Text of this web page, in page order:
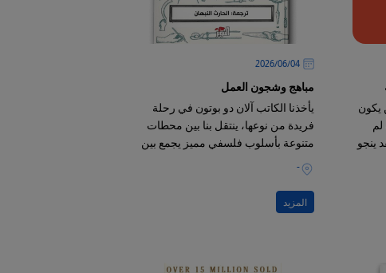
يكون
ينجو
أن
عن
04‏/06‏/2026
مباهج وشجون العمل
يأخذنا الكاتب آلان دو بوتون في رحلة
فريدة من نوعها، ينتقل بنا بين محطات
متنوعة بأسلوب فلسفي مميز يجمع بين
العمق الفكري والظرافة والذكاء
-
المزيد